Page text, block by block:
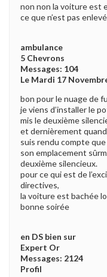
non non la voiture est
ce que n’est pas
ambulance
5 Chevrons
Messages: 104
Le Mardi 17
bon pour le nuage de
je viens d’installer le
mis le deuxième
et dernièrement quand
suis rendu compte que
son emplacement
deuxième silencieux.
pour ce qui est de
directives,
la voiture est bachée
bonne soirée
en DS bien sur
Expert Or
Messages: 2124
Profil